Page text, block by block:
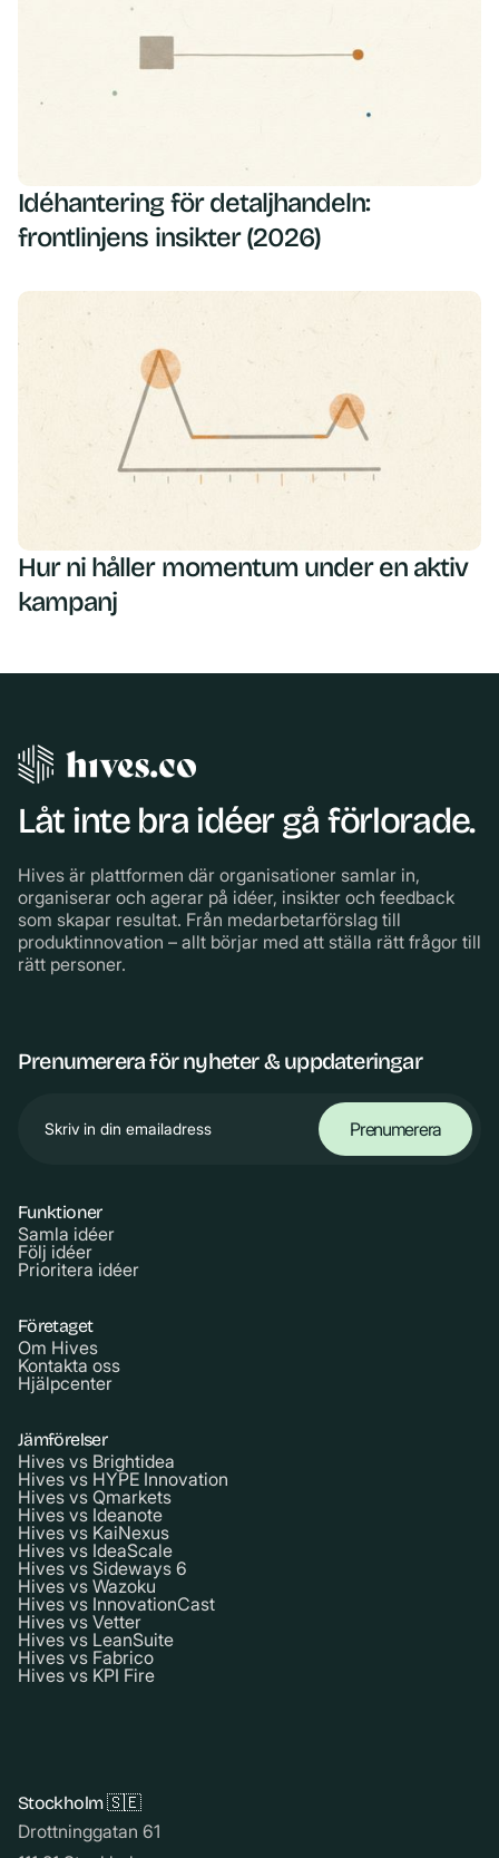
Idéhantering för detaljhandeln:
frontlinjens insikter (2026)
Hur ni håller momentum under en aktiv
kampanj
Låt inte bra idéer gå förlorade.
Hives är plattformen där organisationer samlar in,
organiserar och agerar på idéer, insikter och feedback
som skapar resultat. Från medarbetarförslag till
produktinnovation – allt börjar med att ställa rätt frågor till
rätt personer.
Prenumerera för nyheter & uppdateringar
Funktioner
Samla idéer
Följ idéer
Prioritera idéer
Företaget
Om Hives
Kontakta oss
Hjälpcenter
Jämförelser
Hives vs Brightidea
Hives vs HYPE Innovation
Hives vs Qmarkets
Hives vs Ideanote
Hives vs KaiNexus
Hives vs IdeaScale
Hives vs Sideways 6
Hives vs Wazoku
Hives vs InnovationCast
Hives vs Vetter
Hives vs LeanSuite
Hives vs Fabrico
Hives vs KPI Fire
Stockholm 🇸🇪
Drottninggatan 61